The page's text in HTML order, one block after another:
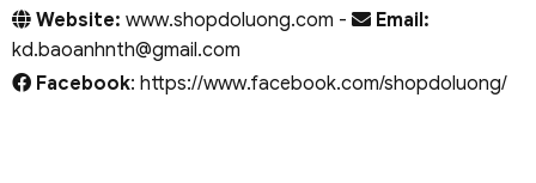
Website: www.shopdoluong.com -
Email:
kd.baoanhnth@gmail.com
Facebook: https://www.facebook.com/shopdoluong/